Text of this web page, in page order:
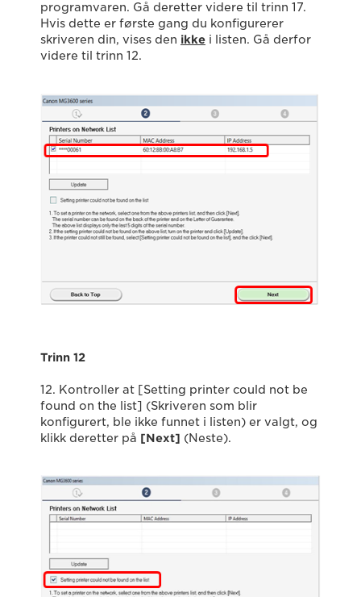
programvaren. Gå deretter videre til trinn 17.
Hvis dette er første gang du konfigurerer
skriveren din, vises den ikke i listen. Gå derfor
videre til trinn 12.
Trinn 12
12. Kontroller at [Setting printer could not be
found on the list] (Skriveren som blir
konfigurert, ble ikke funnet i listen) er valgt, og
klikk deretter på [Next] (Neste).